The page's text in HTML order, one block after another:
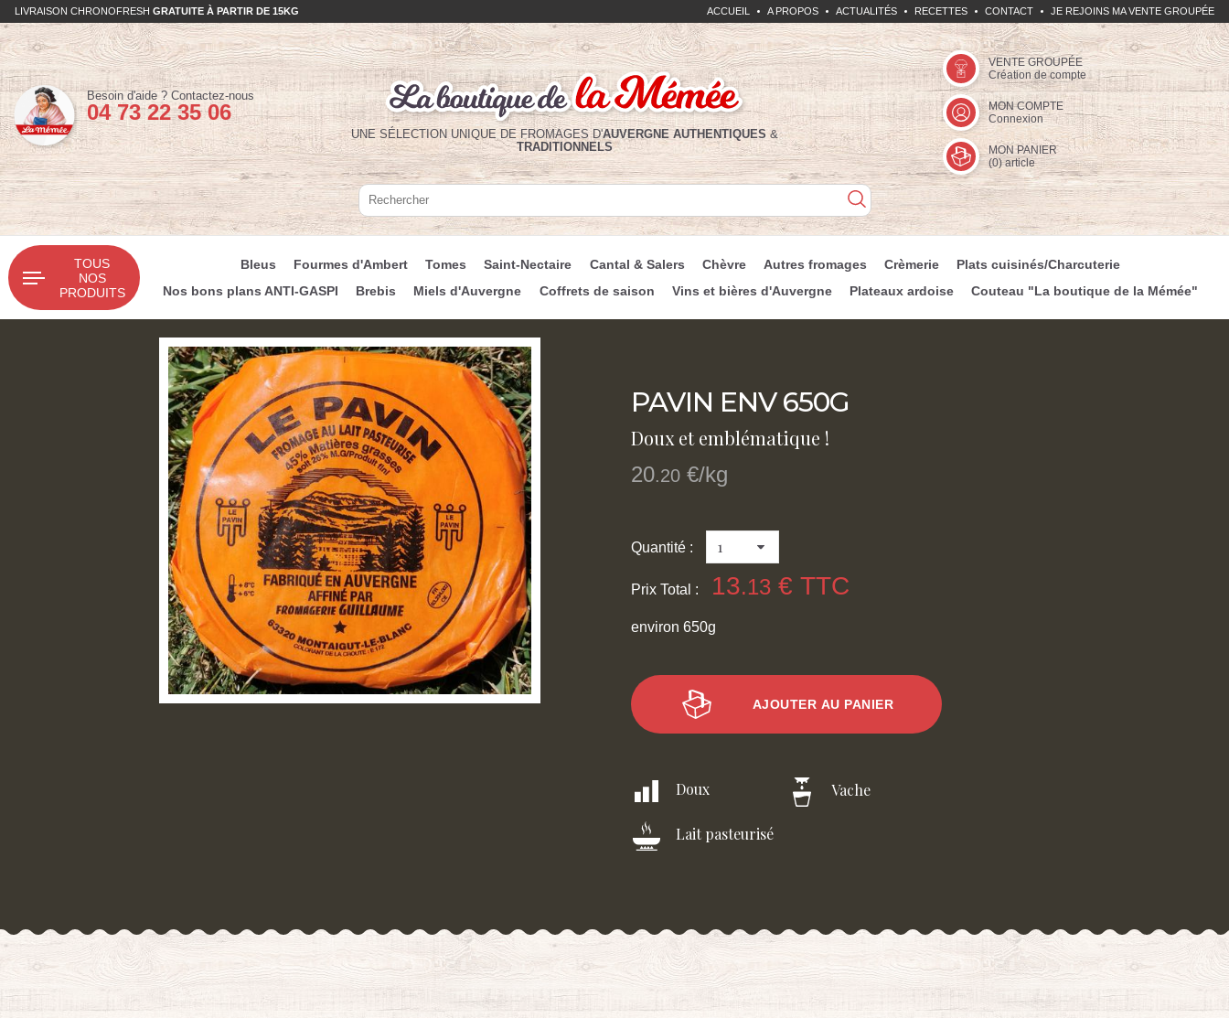
LIVRAISON CHRONOFRESH GRATUITE À PARTIR DE 15KG ACCUEIL A PROPOS ACTUALITÉS RECETTES CONTACT JE REJOINS MA VENTE GROUPÉE
UNE SÉLECTION UNIQUE DE FROMAGES D'AUVERGNE AUTHENTIQUES &
TRADITIONNELS
Besoin d'aide ? Contactez-nous
Téléphone :
04 73 22 35 06
VENTE GROUPÉE
Création de compte
MON COMPTE
Connexion
MON PANIER
(0) article
Rechercher
Rechercher
TOUS
NOS
PRODUITS
Bleus Fourmes d'Ambert Tomes Saint-Nectaire Cantal & Salers Chèvre Autres fromages Crèmerie
Plats cuisinés/Charcuterie
Nos bons plans ANTI-GASPI
Brebis Miels d'Auvergne Coffrets de saison Vins et bières d'Auvergne Plateaux ardoise Couteau "La boutique de la Mémée"
PAVIN ENV 650G
Doux et emblématique !
20.20€/kg
Quantité :
Prix Total : 13.13€ TTC
environ 650g
AJOUTER AU PANIER
Doux
Lait pasteurisé
Vache